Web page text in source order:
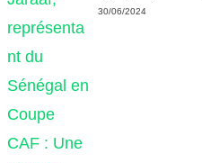
30/06/2024